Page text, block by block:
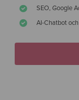
SEO, Google
AI-Chatbot